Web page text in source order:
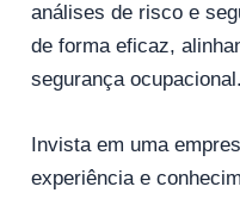
análises de risco e
de forma eficaz,
segurança ocupacional.
Invista em uma
experiência e